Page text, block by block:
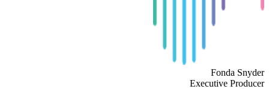
Fonda Snyder
Executive Producer